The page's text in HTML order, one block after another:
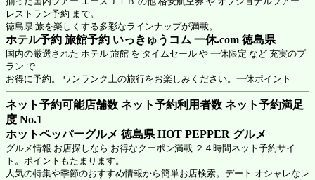
レストラン予約 まで。
徳島県 旅を楽しくする多彩なラインナップが満載。
ホテル予約 旅館予約 いっきゅうコム 一休.com 徳島県
国内の厳選された ホテル 旅館 を タイムセール や 一休限定 など 充実のプ
ラン で
お得に予約。 ワンランク上の旅行をお楽しみください。一休ポイント
ネット予約可能店舗数 ネット予約利用者数 ネット予約満足
度 No.1
ホットペッパーグルメ 徳島県 HOT PEPPER グルメ
グルメ情報 お店探しなら お得なクーポン満載 ２４時間ネット予約サイ
ト。ポイントもたまります。
人気の特集や季節のおすすめ情報から簡単お店検索。デート オシャレなレ